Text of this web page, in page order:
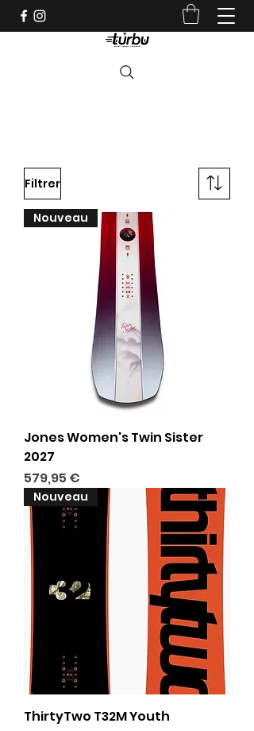
Filtrer
Nouveau
Jones Women's Twin Sister
2027
Prix
579,95 €
Nouveau
ThirtyTwo T32M Youth